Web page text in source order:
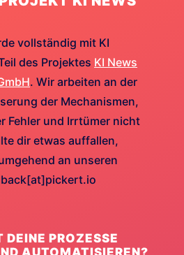
vollständig mit KI
des Projektes KI News
. Wir arbeiten an der
der Mechanismen,
Fehler und Irrtümer nicht
dir etwas auffallen,
an unseren
DEINE PROZESSE